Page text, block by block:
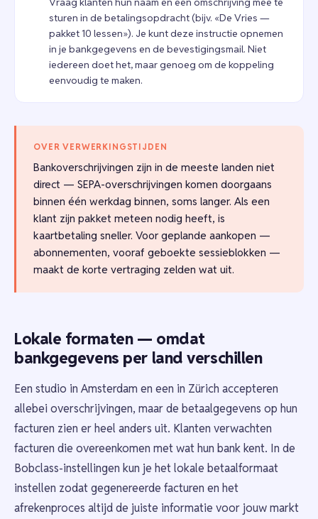
sturen in de betalingsopdracht (bijv. «De Vries —
pakket 10 lessen»). Je kunt deze instructie opnemen
in je bankgegevens en de bevestigingsmail. Niet
iedereen doet het, maar genoeg om de koppeling
eenvoudig te maken.
OVER VERWERKINGSTIJDEN
Bankoverschrijvingen zijn in de meeste landen niet
direct — SEPA-overschrijvingen komen doorgaans
binnen één werkdag binnen, soms langer. Als een
klant zijn pakket meteen nodig heeft, is
kaartbetaling sneller. Voor geplande aankopen —
abonnementen, vooraf geboekte sessieblokken —
maakt de korte vertraging zelden wat uit.
Lokale formaten — omdat
bankgegevens per land verschillen
Een studio in Amsterdam en een in Zürich accepteren
allebei overschrijvingen, maar de betaalgegevens op hun
facturen zien er heel anders uit. Klanten verwachten
facturen die overeenkomen met wat hun bank kent. In de
Bobclass-instellingen kun je het lokale betaalformaat
instellen zodat gegenereerde facturen en het
afrekenproces altijd de juiste informatie voor jouw markt